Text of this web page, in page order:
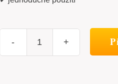
Ježkovy